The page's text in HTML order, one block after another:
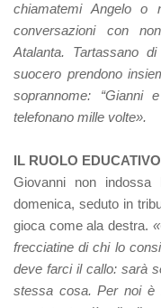
chiamatemi Angelo o
conversazioni con
Atalanta. Tartassano
suocero prendono
soprannome:
telefonano mille volte».
IL RUOLO
Giovanni non indossa
domenica, seduto in
gioca come ala destra.
frecciatine di chi lo
deve farci il callo: sarà
stessa cosa. Per noi è